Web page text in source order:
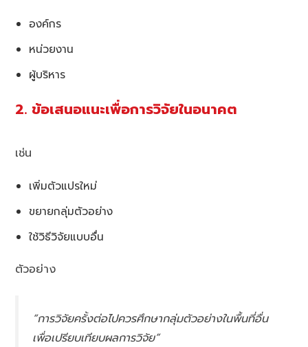
องค์กร
หน่วยงาน
ผู้บริหาร
2. ข้อเสนอแนะเพื่อการวิจัยในอนาคต
เช่น
เพิ่มตัวแปรใหม่
ขยายกลุ่มตัวอย่าง
ใช้วิธีวิจัยแบบอื่น
ตัวอย่าง
“การวิจัยครั้งต่อไปควรศึกษากลุ่มตัวอย่างในพื้นที่อื่น
เพื่อเปรียบเทียบผลการวิจัย”